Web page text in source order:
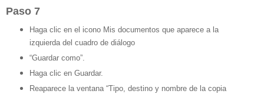
Paso 7
Haga clic en el icono Mis documentos que aparece a la
izquierda del cuadro de diálogo
“Guardar como”.
Haga clic en Guardar.
Reaparece la ventana “Tipo, destino y nombre de la copia